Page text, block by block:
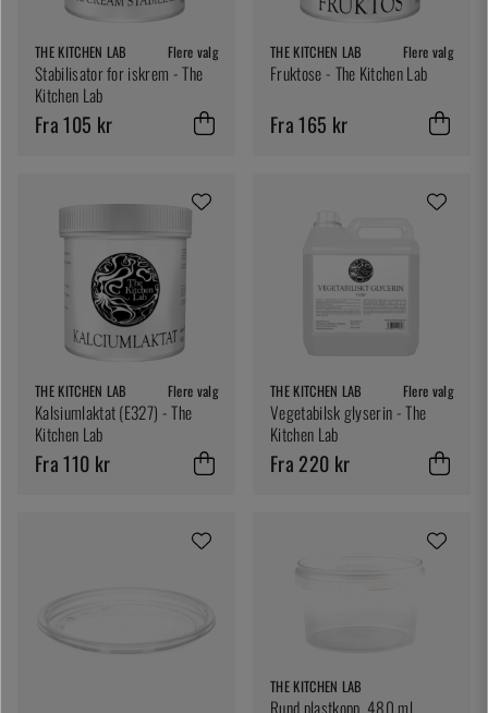
THE KITCHEN LAB Flere valg
Stabilisator for iskrem - The
Kitchen Lab
Fra 105 kr
THE KITCHEN LAB Flere valg
Fruktose - The Kitchen Lab
Fra 165 kr
THE KITCHEN LAB Flere valg
Kalsiumlaktat (E327) - The
Kitchen Lab
Fra 110 kr
THE KITCHEN LAB Flere valg
Vegetabilsk glyserin - The
Kitchen Lab
Fra 220 kr
THE KITCHEN LAB
Rund plastkopp, 480 ml